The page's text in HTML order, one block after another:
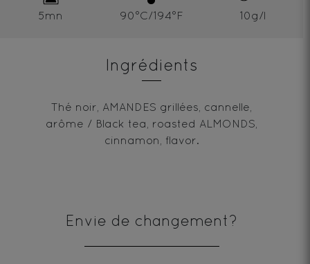
5mn 90°C/194°F 10g/l
Ingrédients
Thé noir, AMANDES grillées, cannelle,
arôme / Black tea, roasted ALMONDS,
cinnamon, flavor.
Envie de changement?